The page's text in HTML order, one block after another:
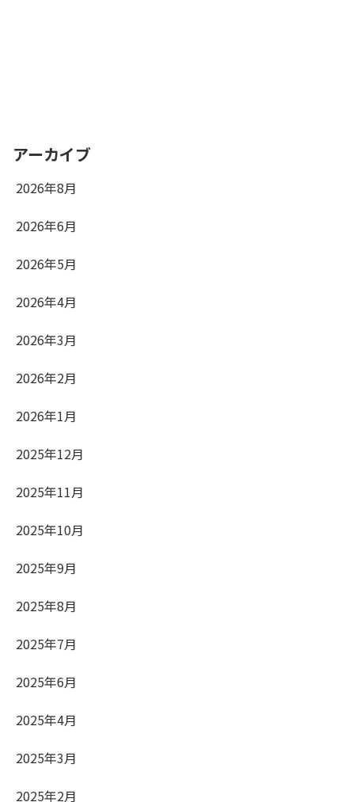
アーカイブ
2026年8月
2026年6月
2026年5月
2026年4月
2026年3月
2026年2月
2026年1月
2025年12月
2025年11月
2025年10月
2025年9月
2025年8月
2025年7月
2025年6月
2025年4月
2025年3月
2025年2月